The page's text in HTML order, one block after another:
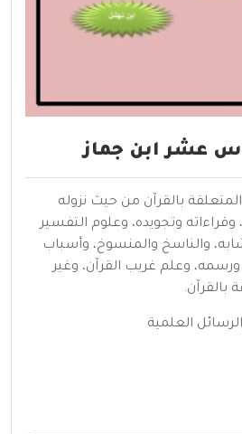
عشر ابن جماز
بالقرآن من حيث نزوله
وقراءاته وتجويده، وعلوم التفسير
والناسخ والمنسوخ، وأسباب
ورسمه، وعلم غريب القرآن، وغير
بالقرآن.
العلمية